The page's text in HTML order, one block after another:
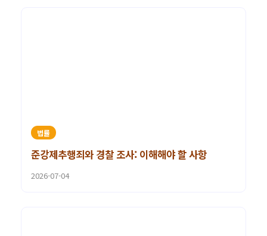
법률
준강제추행죄와 경찰 조사: 이해해야 할 사항
2026-07-04